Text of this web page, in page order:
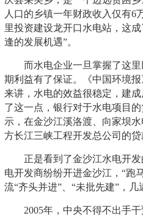
人口的乡镇一年财政收入仅有6
里投资建设龙开口水电站，这
逢的发展机遇”。
而水电企业一旦掌握了这里
期利益有了保证。《中国环境
来讲，水电的效益很稳定，建
了这一点，银行对于水电项目
示，在金沙江溪洛渡、向家坝
方长江三峡工程开发总公司的贷
正是看到了金沙江水电开发
电开发商纷纷开进金沙江，“跑
流“齐头并进”、“未批先建”，几
2005年，中央不得不出手干